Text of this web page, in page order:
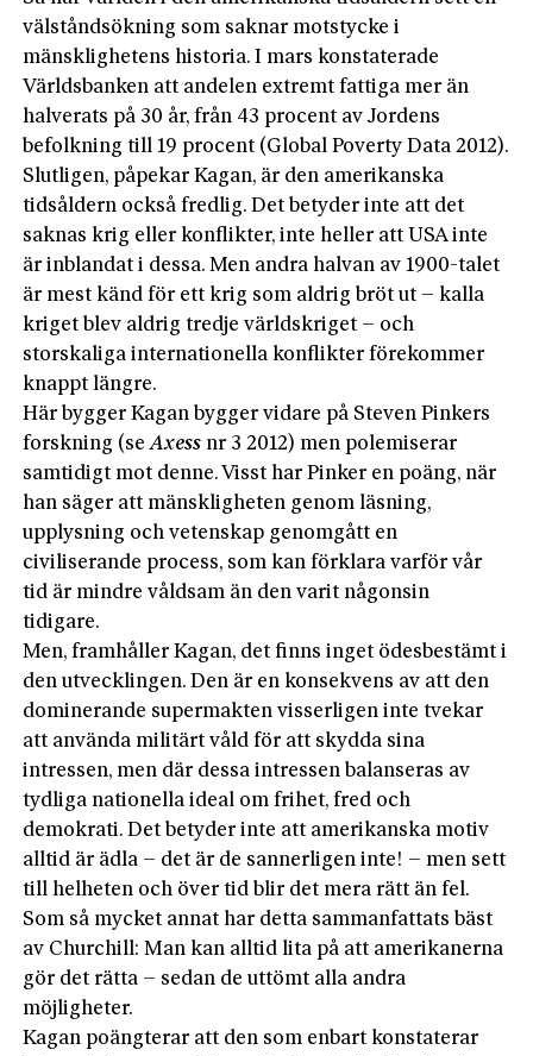
välståndsökning som saknar motstycke i
mänsklighetens historia. I mars konstaterade
Världsbanken att andelen extremt fattiga mer än
halverats på 30 år, från 43 procent av Jordens
befolkning till 19 procent (Global Poverty Data 2012).
Slutligen, påpekar Kagan, är den amerikanska
tidsåldern också fredlig. Det betyder inte att det
saknas krig eller konflikter, inte heller att USA inte
är inblandat i dessa. Men andra halvan av 1900-talet
är mest känd för ett krig som aldrig bröt ut – kalla
kriget blev aldrig tredje världskriget – och
storskaliga internationella konflikter förekommer
knappt längre.
Här bygger Kagan bygger vidare på Steven Pinkers
forskning (seAxess nr 3 2012) men polemiserar
samtidigt mot denne. Visst har Pinker en poäng, när
han säger att mänskligheten genom läsning,
upplysning och vetenskap genomgått en
civiliserande process, som kan förklara varför vår
tid är mindre våldsam än den varit någonsin
tidigare.
Men, framhåller Kagan, det finns inget ödesbestämt i
den utvecklingen. Den är en konsekvens av att den
dominerande supermakten visserligen inte tvekar
att använda militärt våld för att skydda sina
intressen, men där dessa intressen balanseras av
tydliga nationella ideal om frihet, fred och
demokrati. Det betyder inte att amerikanska motiv
alltid är ädla – det är de sannerligen inte! – men sett
till helheten och över tid blir det mera rätt än fel.
Som så mycket annat har detta sammanfattats bäst
av Churchill: Man kan alltid lita på att amerikanerna
gör det rätta – sedan de uttömt alla andra
möjligheter.
Kagan poängterar att den som enbart konstaterar